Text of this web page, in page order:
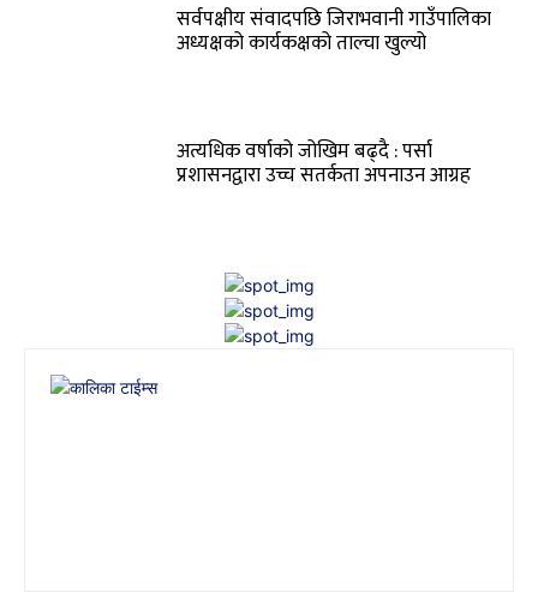
सर्वपक्षीय संवादपछि जिराभवानी गाउँपालिका
अध्यक्षको कार्यकक्षको ताल्चा खुल्यो
अत्यधिक वर्षाको जोखिम बढ्दै : पर्सा
प्रशासनद्वारा उच्च सतर्कता अपनाउन आग्रह